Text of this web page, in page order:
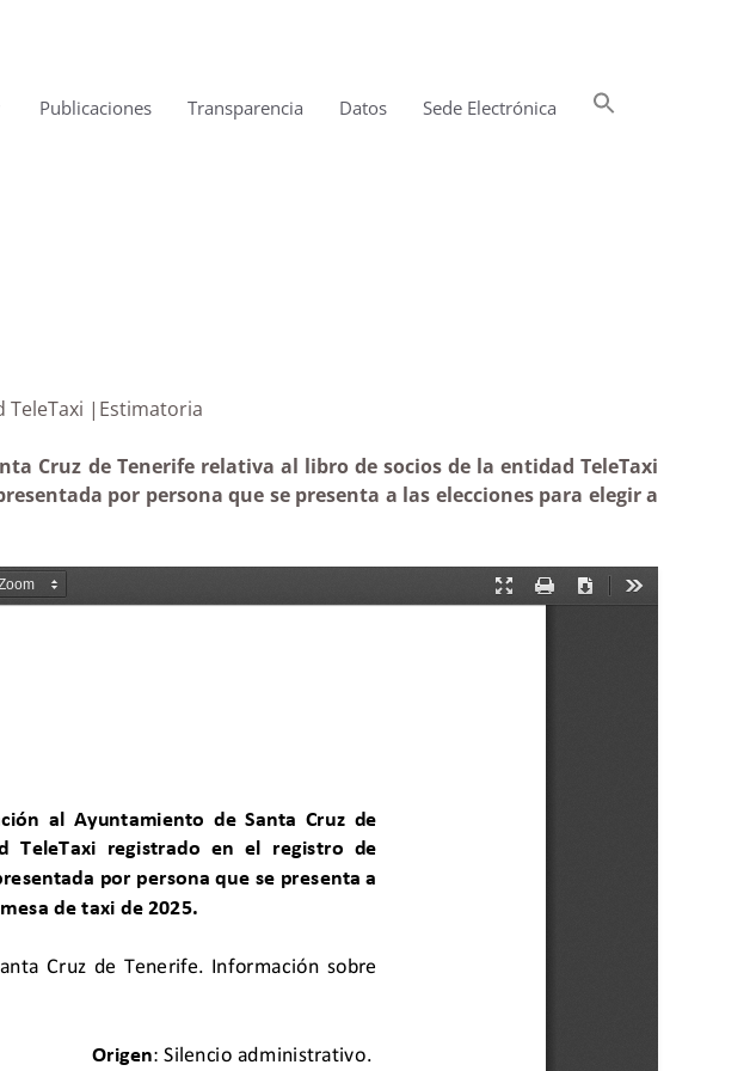
Publicaciones Transparencia Datos Sede Electrónica
TeleTaxi |Estimatoria
Cruz de Tenerife relativa al libro de socios de la entidad TeleTaxi
por persona que se presenta a las elecciones para elegir a